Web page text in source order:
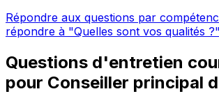
Répondre aux questions par
répondre à "Quelles sont vos qualités ?"
Questions d'entretien
pour Conseiller principal